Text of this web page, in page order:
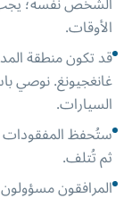
الأوقات.
قد تكون منطقة
غانغجيونغ. نوصي
السيارات.
ستُحفظ المفقودات
ثم تُتلف.
المرافقون